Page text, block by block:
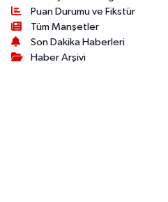
Puan Durumu ve Fikstür
Tüm Manşetler
Son Dakika Haberleri
Haber Arşivi